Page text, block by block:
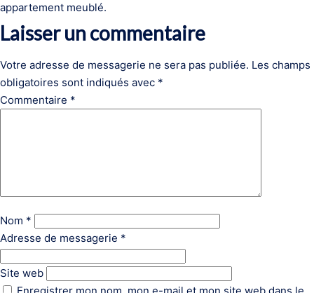
appartement meublé.
Laisser un commentaire
Votre adresse de messagerie ne sera pas publiée. Les champs
obligatoires sont indiqués avec *
Commentaire *
Nom *
Adresse de messagerie *
Site web